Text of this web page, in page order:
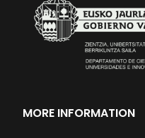
MORE INFORMATION